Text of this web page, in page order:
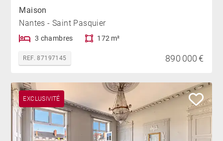
Maison
Nantes - Saint Pasquier
3 chambres 172 m²
REF. 87197145 890 000 €
EXCLUSIVITÉ